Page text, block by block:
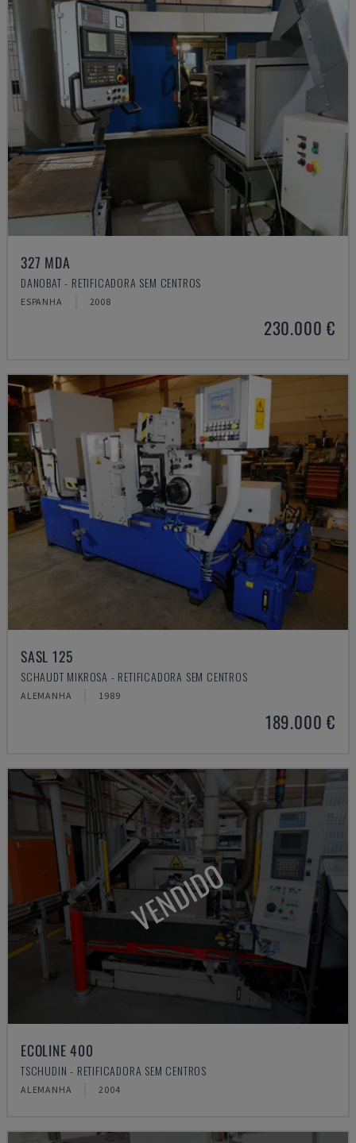
327 MDA
DANOBAT - RETIFICADORA SEM CENTROS
ESPANHA 2008
230.000 €
SASL 125
SCHAUDT MIKROSA - RETIFICADORA SEM CENTROS
ALEMANHA 1989
189.000 €
VENDIDO
ECOLINE 400
TSCHUDIN - RETIFICADORA SEM CENTROS
ALEMANHA 2004